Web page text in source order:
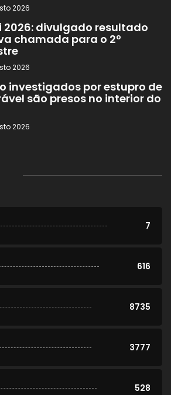
2026
2026: divulgado resultado
chamada para o 2º
2026
investigados por estupro de
são presos no interior do
2026
7
616
8735
3777
528